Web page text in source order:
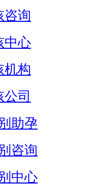
咨询
中心
机构
司
助孕
咨询
中心